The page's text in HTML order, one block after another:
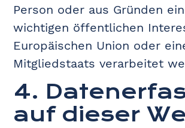
Person oder aus Gründen
wichtigen öffentlichen
Europäischen Union oder
Mitgliedstaats verarbeitet
4.
auf dieser